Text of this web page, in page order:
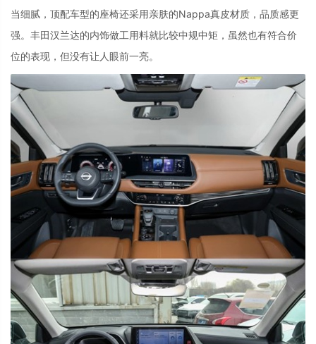
当细腻，顶配车型的座椅还采用亲肤的Nappa真皮材质，品质感更
强。丰田汉兰达的内饰做工用料就比较中规中矩，虽然也有符合价
位的表现，但没有让人眼前一亮。